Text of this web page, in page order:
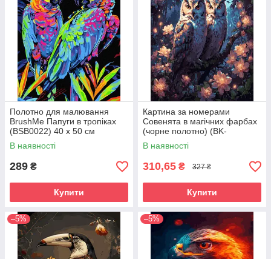
Полотно для малювання
BrushMe Папуги в тропіках
(BSB0022) 40 х 50 см
В наявності
289 ₴
Купити
Картина за номерами
Совенята в магічних фарбах
(чорне полотно) (BK-
BKG020) 40 х 50 см
В наявності
310,65 ₴ 327 ₴
Купити
–5% –5%